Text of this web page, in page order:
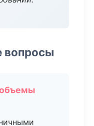
вопросы